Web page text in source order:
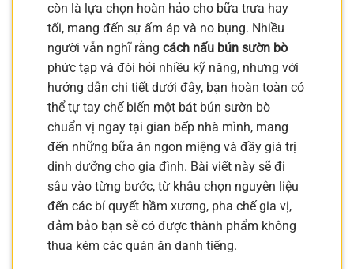
còn là lựa chọn hoàn hảo cho bữa trưa hay
tối, mang đến sự ấm áp và no bụng. Nhiều
người vẫn nghĩ rằng cách nấu bún sườn bò
phức tạp và đòi hỏi nhiều kỹ năng, nhưng với
hướng dẫn chi tiết dưới đây, bạn hoàn toàn có
thể tự tay chế biến một bát bún sườn bò
chuẩn vị ngay tại gian bếp nhà mình, mang
đến những bữa ăn ngon miệng và đầy giá trị
dinh dưỡng cho gia đình. Bài viết này sẽ đi
sâu vào từng bước, từ khâu chọn nguyên liệu
đến các bí quyết hầm xương, pha chế gia vị,
đảm bảo bạn sẽ có được thành phẩm không
thua kém các quán ăn danh tiếng.